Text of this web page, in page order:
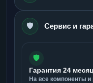
🛡️ Сервис и
🛡️
Гарантия 24
На все компоненты и